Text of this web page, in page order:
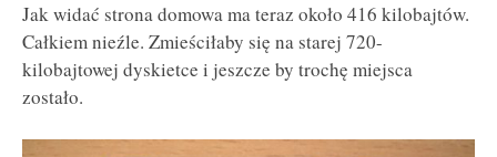
Jak widać strona domowa ma teraz około 416 kilobajtów.
Całkiem nieźle. Zmieściłaby się na starej 720-
kilobajtowej dyskietce i jeszcze by trochę miejsca
zostało.